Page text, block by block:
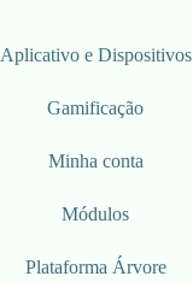
Aplicativo e Dispositivos
Gamificação
Minha conta
Módulos
Plataforma Árvore